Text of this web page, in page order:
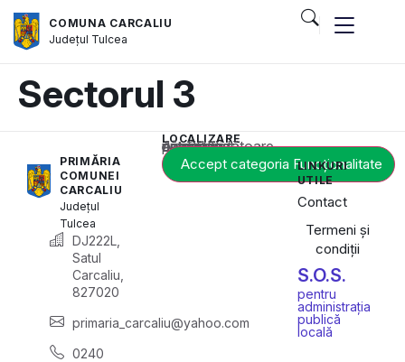
COMUNA CARCALIU
Județul Tulcea
Sectorul 3
PRIMĂRIA
COMUNEI
CARCALIU
Județul
Tulcea
DJ222L,
Satul
Carcaliu,
827020
primaria_carcaliu@yahoo.com
0240
LOCALIZARE
Acest conținut este blocat până când acceptați categoria corespunzătoare de cookie-uri.
Accept categoria Funcționalitate
LINKURI
UTILE
Contact
Termeni și
condiții
S.O.S.
pentru
administrația
publică
locală